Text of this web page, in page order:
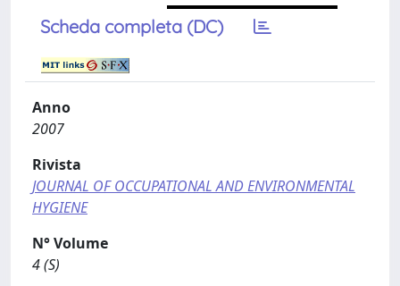
Scheda completa (DC)
Anno
2007
Rivista
JOURNAL OF OCCUPATIONAL AND ENVIRONMENTAL
HYGIENE
N° Volume
4 (S)